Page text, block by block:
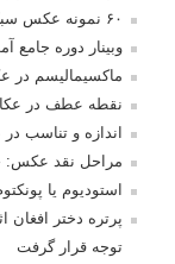
۶۰ نمونه عکس سبک ماکسیمالیسم
وبینار دوره
ماکسیمالیسم در
نقطه عطف در
اندازه و تناسب
مراحل نقد عکس:
استودیوم یا
پرتره دختر
توجه قرار گرفت